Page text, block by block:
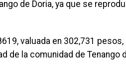
de Doria, ya que se
valuada en 302,731
de la comunidad de Tenango